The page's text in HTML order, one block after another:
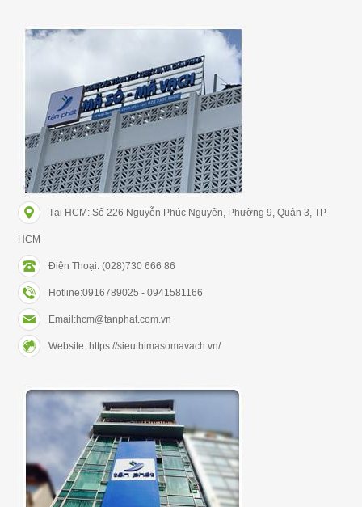
Tại HCM: Số 226 Nguyễn Phúc Nguyên, Phường 9, Quận 3, TP
HCM
Điện Thoại: (028)730 666 86
Hotline:0916789025 - 0941581166
Email:hcm@tanphat.com.vn
Website: https://sieuthimasomavach.vn/